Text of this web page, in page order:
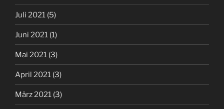
Juli 2021 (5)
Juni 2021 (1)
Mai 2021 (3)
April 2021 (3)
März 2021 (3)